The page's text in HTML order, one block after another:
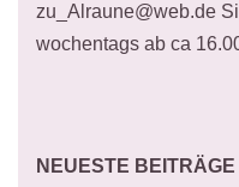
zu_Alraune@web.de
wochentags ab ca
NEUESTE BEITRÄGE